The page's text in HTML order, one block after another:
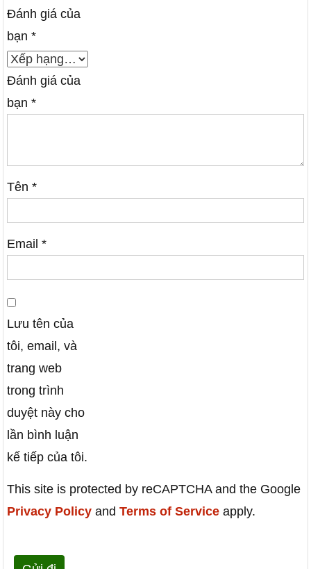
Đánh giá của
bạn*
Đánh giá của
bạn*
Tên*
Email*
Lưu tên của
tôi, email, và
trang web
trong trình
duyệt này cho
lần bình luận
kế tiếp của tôi.
This site is protected by reCAPTCHA and the Google
Privacy Policy andTerms of Service apply.